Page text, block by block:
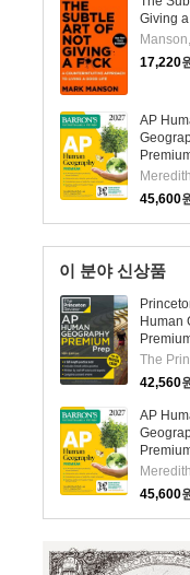
Giving
17,220
AP
Book
Tests+
Review
Practice
45,600
이 분야 신상품
Human
Edition:
Tests +
Content
42,560
AP
Book
Tests+
Review
45,600